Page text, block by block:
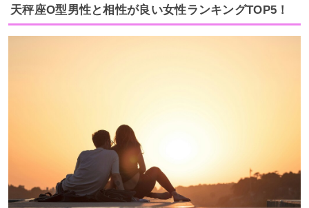
天秤座O型男性と相性が良い女性ランキングTOP5！